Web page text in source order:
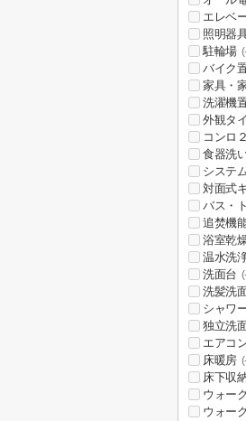
エレベ
照明器
駐輪場
バイク
家具・
洗濯機
外観タ
コンロ
食器洗
システ
対面式
バス・
追焚機
浴室乾
温水洗
洗面台
洗髪洗
シャワ
独立洗
エアコ
床暖房
床下収
ウォー
ウォー